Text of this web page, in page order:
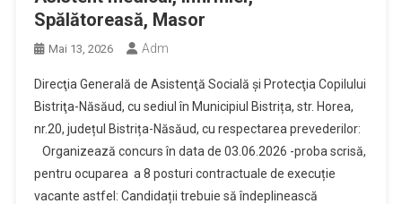
Spălătoreasă, Masor
Mai 13, 2026 Adm
Direcţia Generală de Asistenţă Socială şi Protecţia Copilului
Bistriţa-Năsăud, cu sediul în Municipiul Bistrița, str. Horea,
nr.20, județul Bistrița-Năsăud, cu respectarea prevederilor:
Organizează concurs în data de 03.06.2026 -proba scrisă,
pentru ocuparea a 8 posturi contractuale de execuție
vacante astfel: Candidații trebuie să îndeplinească